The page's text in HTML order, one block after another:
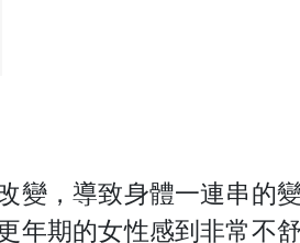
變，導致身體一連串的
年期的女性感到非常不